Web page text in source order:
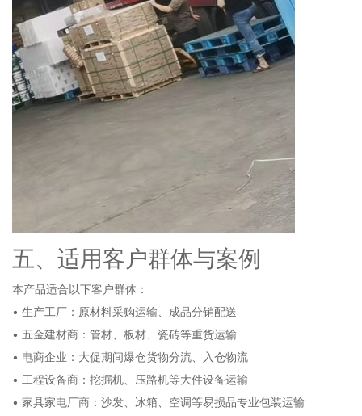
五、适用客户群体与案例
本产品适合以下客户群体：
• 生产工厂：原材料采购运输、成品分销配送
• 五金建材商：管材、板材、瓷砖等重货运输
• 电商企业：大促期间爆仓货物分流、入仓物流
• 工程设备商：挖掘机、压路机等大件设备运输
• 家具家电厂商：沙发、冰箱、空调等易损品专业包装运输